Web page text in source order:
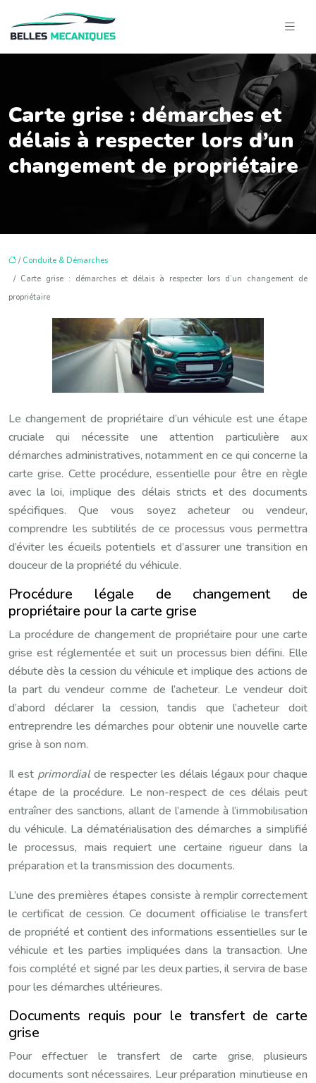
Carte grise : démarches et
délais à respecter lors d’un
changement de propriétaire
/ Conduite & Démarches
/ Carte grise : démarches et délais à respecter lors d’un changement de
propriétaire
Le changement de propriétaire d’un véhicule est une étape
cruciale qui nécessite une attention particulière aux
démarches administratives, notamment en ce qui concerne la
carte grise. Cette procédure, essentielle pour être en règle
avec la loi, implique des délais stricts et des documents
spécifiques. Que vous soyez acheteur ou vendeur,
comprendre les subtilités de ce processus vous permettra
d’éviter les écueils potentiels et d’assurer une transition en
douceur de la propriété du véhicule.
Procédure légale de changement de
propriétaire pour la carte grise
La procédure de changement de propriétaire pour une carte
grise est réglementée et suit un processus bien défini. Elle
débute dès la cession du véhicule et implique des actions de
la part du vendeur comme de l’acheteur. Le vendeur doit
d’abord déclarer la cession, tandis que l’acheteur doit
entreprendre les démarches pour obtenir une nouvelle carte
grise à son nom.
Il est primordialde respecter les délais légaux pour chaque
étape de la procédure. Le non-respect de ces délais peut
entraîner des sanctions, allant de l’amende à l’immobilisation
du véhicule. La dématérialisation des démarches a simplifié
le processus, mais requiert une certaine rigueur dans la
préparation et la transmission des documents.
L’une des premières étapes consiste à remplir correctement
le certificat de cession. Ce document officialise le transfert
de propriété et contient des informations essentielles sur le
véhicule et les parties impliquées dans la transaction. Une
fois complété et signé par les deux parties, il servira de base
pour les démarches ultérieures.
Documents requis pour le transfert de carte
grise
Pour effectuer le transfert de carte grise, plusieurs
documents sont nécessaires. Leur préparation minutieuse en